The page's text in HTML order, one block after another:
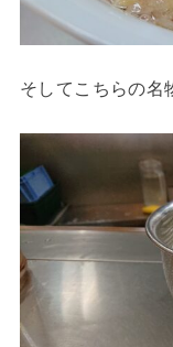
そしてこちらの名